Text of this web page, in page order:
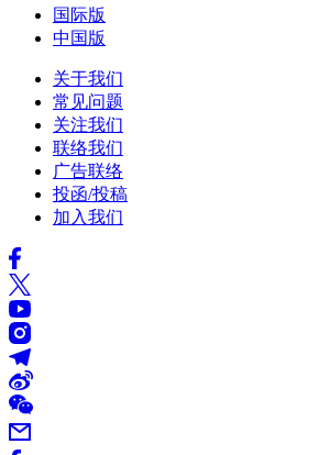
国际版
中国版
关于我们
常见问题
关注我们
联络我们
广告联络
投函/投稿
加入我们